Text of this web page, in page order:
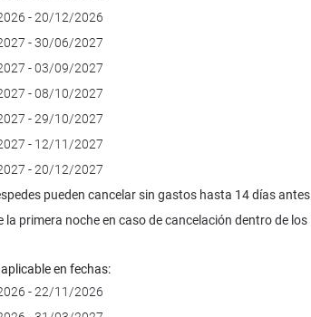
- 20/12/2026
- 30/06/2027
- 03/09/2027
- 08/10/2027
- 29/10/2027
- 12/11/2027
- 20/12/2027
pueden cancelar sin gastos hasta 14 días
la primera noche en caso de cancelación dentro de
en fechas:
- 22/11/2026